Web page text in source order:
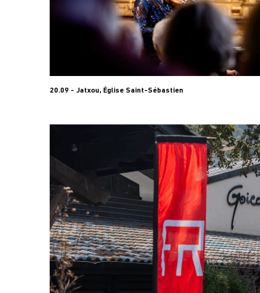
20.09 - Jatxou, Église Saint-Sébastien